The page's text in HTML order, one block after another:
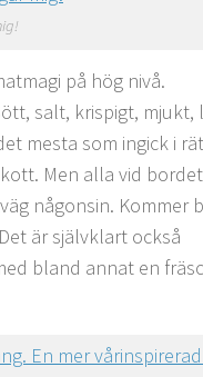
på hög nivå.
salt, krispigt, mjukt,
mesta som ingick i
Men alla vid
någonsin. Kommer
är självklart också
bland annat en